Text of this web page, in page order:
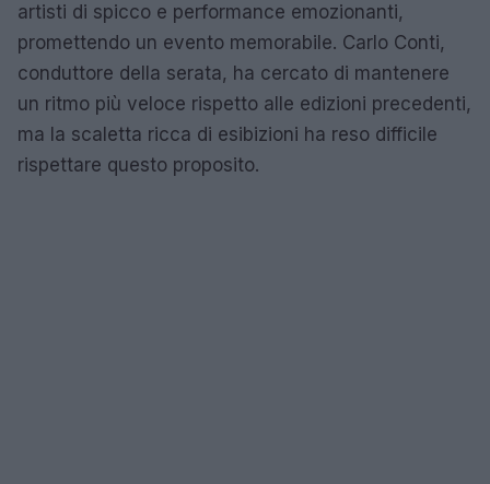
artisti di spicco e performance emozionanti,
promettendo un evento memorabile. Carlo Conti,
conduttore della serata, ha cercato di mantenere
un ritmo più veloce rispetto alle edizioni precedenti,
ma la scaletta ricca di esibizioni ha reso difficile
rispettare questo proposito.